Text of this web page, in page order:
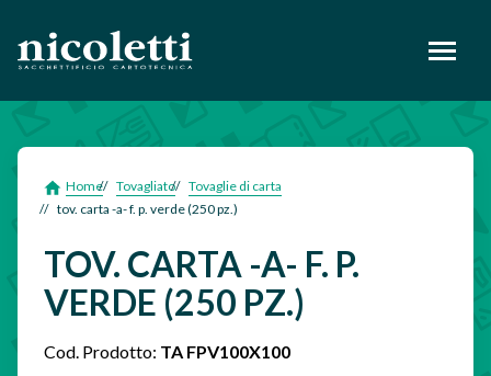
footer
Home Tovagliato
Tovaglie di carta
tov. carta -a- f. p. verde (250 pz.)
TOV. CARTA -A- F. P.
VERDE (250 PZ.)
Cod. Prodotto: TA FPV100X100